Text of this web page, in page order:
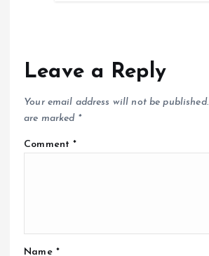
Leave a Reply
Your email address will not be published.
are marked *
Comment*
Name *